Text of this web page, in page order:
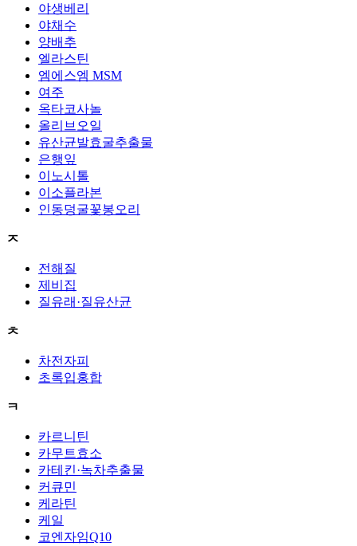
야생베리
야채수
양배추
엘라스틴
엠에스엠 MSM
여주
옥타코사놀
올리브오일
유산균발효굴추출물
은행잎
이노시톨
이소플라본
인동덩굴꽃봉오리
ㅈ
전해질
제비집
질유래·질유산균
ㅊ
차전자피
초록입홍합
ㅋ
카르니틴
카무트효소
카테킨·녹차추출물
커큐민
케라틴
케일
코엔자임Q10